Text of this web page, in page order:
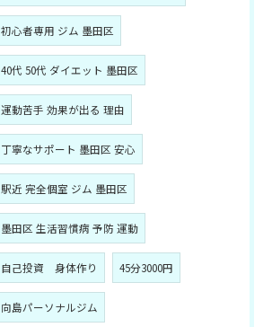
初心者専用 ジム 墨田区
40代 50代 ダイエット 墨田区
運動苦手 効果が出る 理由
丁寧なサポート 墨田区 安心
駅近 完全個室 ジム 墨田区
墨田区 生活習慣病 予防 運動
自己投資 身体作り 45分3000円
向島パーソナルジム